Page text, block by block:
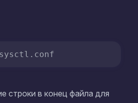
строки в конец файла для